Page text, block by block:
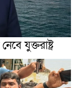
যুক্তরাষ্ট্র